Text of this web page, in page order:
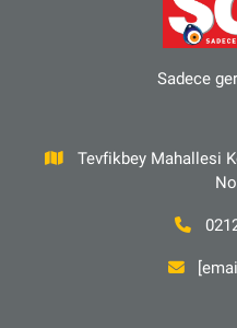
Sadece
Tevfikbey Mahallesi